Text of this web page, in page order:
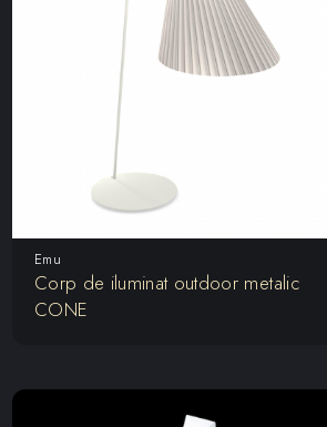
Emu
Corp de iluminat outdoor metalic
CONE